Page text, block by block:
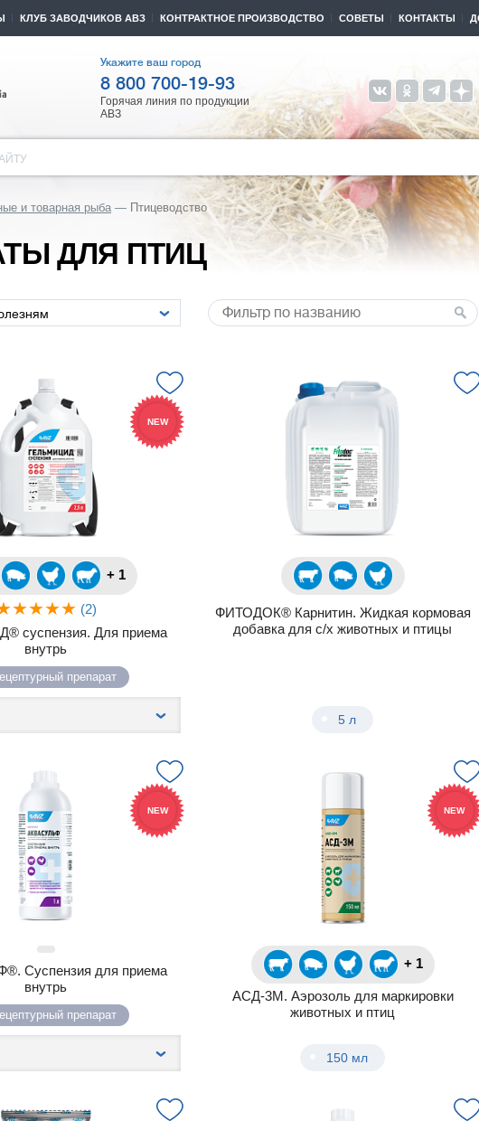
КЛУБ ЗАВОДЧИКОВ АВЗ КОНТРАКТНОЕ ПРОИЗВОДСТВО СОВЕТЫ КОНТАКТЫ
Укажите ваш город
8 800 700-19-93
Горячая линия по продукции
АВЗ
и товарная рыба Птицеводство
ДЛЯ ПТИЦ
NEW
+ 1
(2)
суспензия. Для приема
внутрь
препарат
ФИТОДОК® Карнитин. Жидкая кормовая
добавка для с/х животных и птицы
5 л
NEW
Суспензия для приема
внутрь
препарат
NEW
+ 1
АСД-3М. Аэрозоль для маркировки
животных и птиц
150 мл